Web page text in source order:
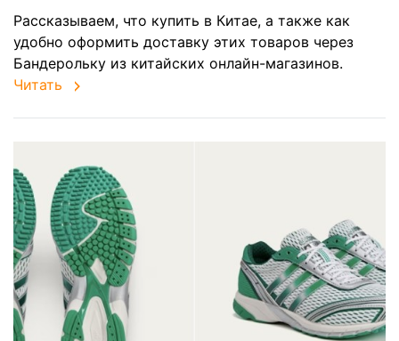
Рассказываем, что купить в Китае, а также как
удобно оформить доставку этих товаров через
Бандерольку из китайских онлайн-магазинов.
Читать